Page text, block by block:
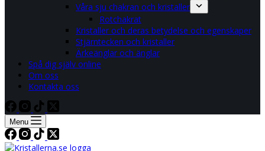
Våra sju chakran och kristaller
Rotchakrat
Kristaller och deras betydelse och egenskaper
Stjärntecken och kristaller
Ärkeänglar och änglar
Spå dig själv online
Om oss
Kontakta oss
Menu